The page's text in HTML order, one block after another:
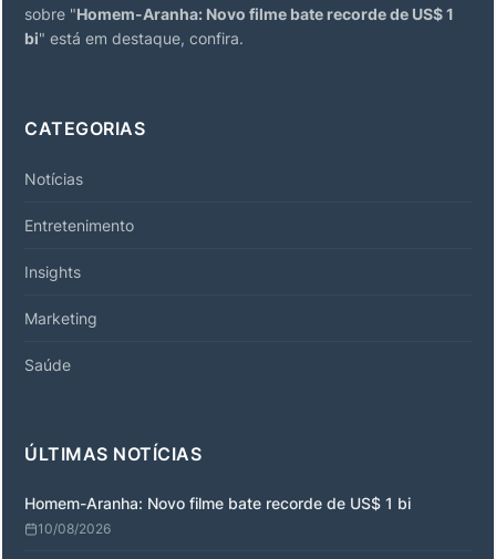
sobre "Homem-Aranha: Novo filme bate recorde de US$ 1
bi" está em destaque, confira.
CATEGORIAS
Notícias
Entretenimento
Insights
Marketing
Saúde
ÚLTIMAS NOTÍCIAS
Homem-Aranha: Novo filme bate recorde de US$ 1 bi
10/08/2026